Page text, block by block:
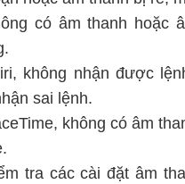
có âm thanh hoặc
không nhận được
sai lệnh.
không có âm
tra các cài đặt âm